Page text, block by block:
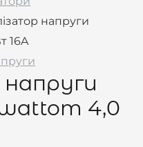
напруги
16A
4,0